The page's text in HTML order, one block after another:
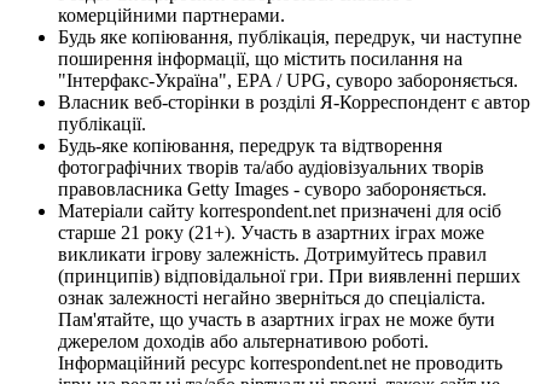
комерційними партнерами.
Будь яке копіювання, публікація, передрук, чи наступне
поширення інформації, що містить посилання на
"Інтерфакс-Україна", EPA / UPG, суворо забороняється.
Власник веб-сторінки в розділі Я-Корреспондент є автор
публікації.
Будь-яке копіювання, передрук та відтворення
фотографічних творів та/або аудіовізуальних творів
правовласника Getty Images - суворо забороняється.
Матеріали сайту korrespondent.net призначені для осіб
старше 21 року (21+). Участь в азартних іграх може
викликати ігрову залежність. Дотримуйтесь правил
(принципів) відповідальної гри. При виявленні перших
ознак залежності негайно зверніться до спеціаліста.
Пам'ятайте, що участь в азартних іграх не може бути
джерелом доходів або альтернативою роботі.
Інформаційний ресурс korrespondent.net не проводить